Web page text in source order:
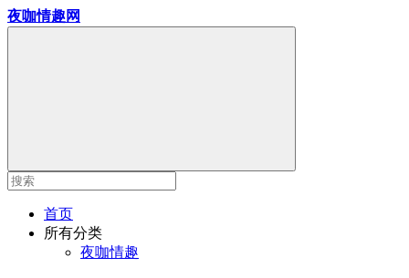
夜咖情趣网
首页
所有分类
夜咖情趣